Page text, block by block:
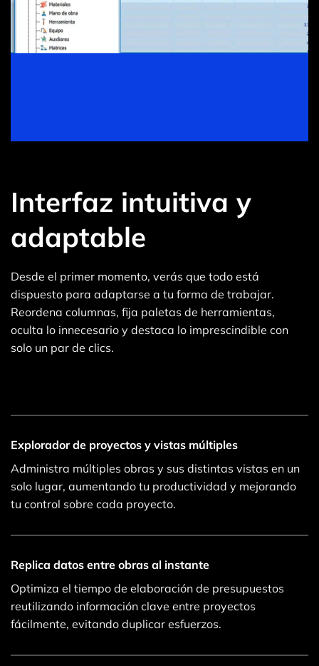
Interfaz intuitiva y
adaptable
Desde el primer momento, verás que todo está
dispuesto para adaptarse a tu forma de trabajar.
Reordena columnas, fija paletas de herramientas,
oculta lo innecesario y destaca lo imprescindible con
solo un par de clics.
Explorador de proyectos y vistas múltiples
Administra múltiples obras y sus distintas vistas en un
solo lugar, aumentando tu productividad y mejorando
tu control sobre cada proyecto.
Replica datos entre obras al instante
Optimiza el tiempo de elaboración de presupuestos
reutilizando información clave entre proyectos
fácilmente, evitando duplicar esfuerzos.